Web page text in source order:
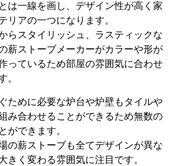
は一線を画し、デザイン性が高く家
リアの一つになります。
らスタイリッシュ、ラスティックな
薪ストーブメーカーがカラーや形が
っているため部屋の雰囲気に合わせ
。
ために必要な炉台や炉壁もタイルや
み合わせることができるため無数の
ができます。
の薪ストーブも全てデザインが異な
きく変わる雰囲気に注目です。